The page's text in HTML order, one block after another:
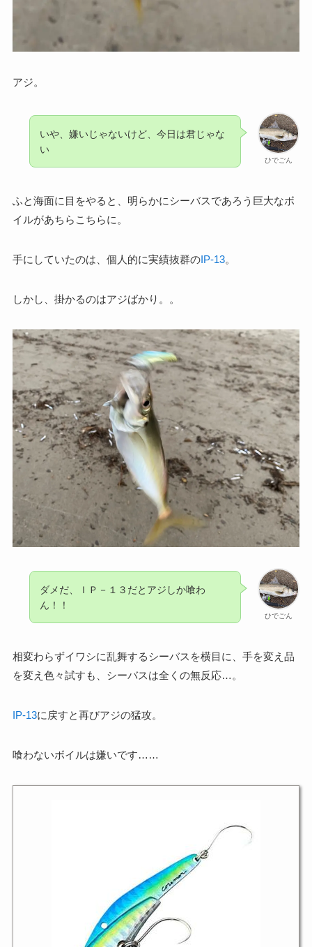
アジ。
ひでごん
いや、嫌いじゃないけど、今日は君じゃな
い
ふと海面に目をやると、明らかにシーバスであろう巨大なボ
イルがあちらこちらに。
手にしていたのは、個人的に実績抜群のIP-13。
しかし、掛かるのはアジばかり。。
ひでごん
ダメだ、ＩＰ－１３だとアジしか喰わ
ん！！
相変わらずイワシに乱舞するシーバスを横目に、手を変え品
を変え色々試すも、シーバスは全くの無反応…。
IP-13に戻すと再びアジの猛攻。
喰わないボイルは嫌いです……